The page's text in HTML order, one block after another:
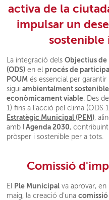
activa de la
impulsar un
sostenible
La integració delsObjectius de
(ODS) en el procés de
POUM és essencial per
sigui ambientalment
econòmicament viable . Des
1) fins a l'acció pel clima (ODS
Estratègic Municipal (PEM),
amb l'Agenda 2030,
pròsper i sostenible per a tots.
Comissió
El Ple Municipal va aprovar, en
maig, la creació d'una